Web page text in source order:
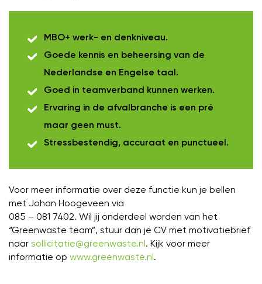
MBO+ werk- en denkniveau.
Goede kennis en beheersing van de
Nederlandse en Engelse taal.
Goed in teamverband kunnen werken.
Ervaring in de afvalbranche is een pré
maar geen must.
Stressbestendig, accuraat en punctueel.
Voor meer informatie over deze functie kun je bellen
met Johan Hoogeveen via
085 – 081 7402. Wil jij onderdeel worden van het
“Greenwaste team”, stuur dan je CV met motivatiebrief
naar sollicitatie@greenwaste.nl. Kijk voor meer
informatie op www.greenwaste.nl.